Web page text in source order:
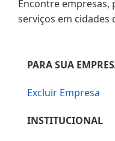
Encontre empresas,
serviços em cidades
PARA SUA
Excluir Empresa
INSTITUCIONAL